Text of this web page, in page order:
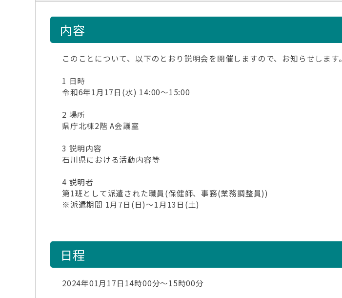
内容
このことについて、以下のとおり説明会を開催しますので、お知らせします。
1 日時
令和6年1月17日(水) 14:00～15:00
2 場所
県庁北棟2階 A会議室
3 説明内容
石川県における活動内容等
4 説明者
第1班として派遣された職員(保健師、事務(業務調整員))
※派遣期間 1月7日(日)～1月13日(土)
日程
2024年01月17日14時00分～15時00分